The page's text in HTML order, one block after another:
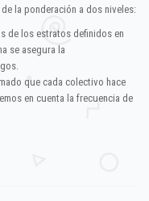
la ponderación a dos niveles:
de los estratos definidos en
se asegura la
que cada colectivo hace
en cuenta la frecuencia de